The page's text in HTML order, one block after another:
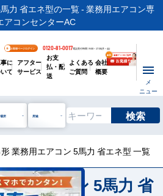
力 省エネ型の一覧 - 業務用エアコン専
アコンセンターAC
お客様ページログイン 0120-81-0017電話受付時間 / 9:00～17:30(月～金)
に
て
アフター
サービス
お支
払・配
送
よくある
ご質問
会社
概要
メ
ニュー
所 用途 検索
業務用エアコン 5馬力 省エネ型 一覧
用エアコン 5馬力 省